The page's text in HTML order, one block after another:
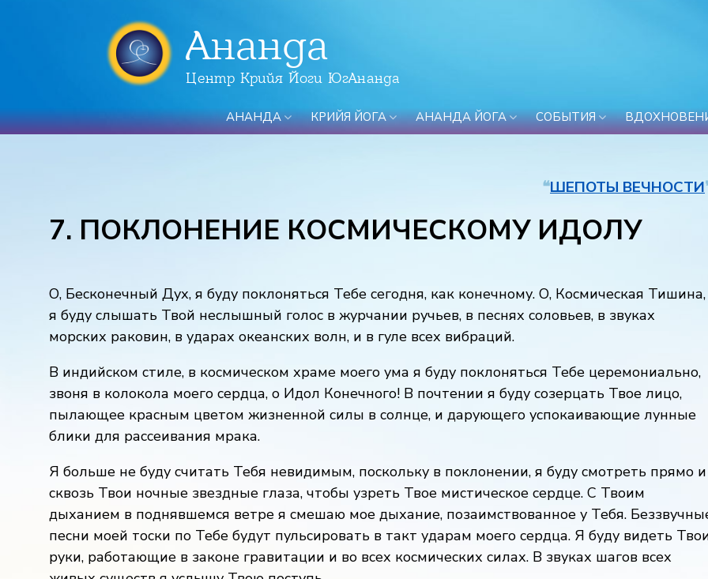
Ананда
Центр Крийя Йоги ЮгАнанда
АНАНДА КРИЙЯ ЙОГА АНАНДА ЙОГА СОБЫТИЯ
❝ШЕПОТЫ ВЕЧНОСТИ
7. ПОКЛОНЕНИЕ КОСМИЧЕСКОМУ ИДОЛУ
О, Бесконечный Дух, я буду поклоняться Тебе сегодня, как конечному. О, Космическая Тишина,
я буду слышать Твой неслышный голос в журчании ручьев, в песнях соловьев, в звуках
морских раковин, в ударах океанских волн, и в гуле всех вибраций.
В индийском стиле, в космическом храме моего ума я буду поклоняться Тебе церемониально,
звоня в колокола моего сердца, о Идол Конечного! В почтении я буду созерцать Твое лицо,
пылающее красным цветом жизненной силы в солнце, и дарующего успокаивающие лунные
блики для рассеивания мрака.
Я больше не буду считать Тебя невидимым, поскольку в поклонении, я буду смотреть прямо и
сквозь Твои ночные звездные глаза, чтобы узреть Твое мистическое сердце. С Твоим
дыханием в поднявшемся ветре я смешаю мое дыхание, позаимствованное у Тебя.
песни моей тоски по Тебе будут пульсировать в такт ударам моего сердца. Я буду видеть
руки, работающие в законе гравитации и во всех космических силах. В звуках шагов всех